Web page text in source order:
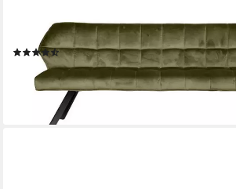
oder Strukturstoff (3 teiliges Set), Frei im
(8)
1.069,00 €
lieferbar - in 8-10 Werktagen bei dir